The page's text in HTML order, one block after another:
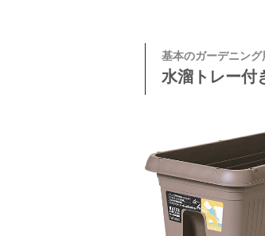
基本のガーデニン
水溜トレー付